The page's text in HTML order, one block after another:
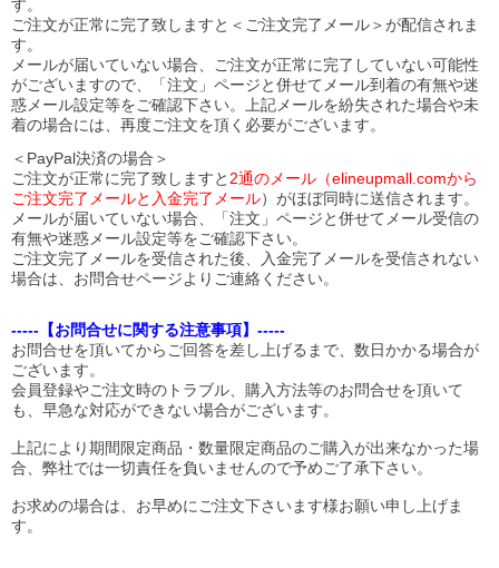
す。
ご注文が正常に完了致しますと＜ご注文完了メール＞が配信されま
す。
メールが届いていない場合、ご注文が正常に完了していない可能性
がございますので、「注文」ページと併せてメール到着の有無や迷
惑メール設定等をご確認下さい。
上記メールを紛失された場合や未
着の場合には、再度ご注文を頂く必要がございます。
＜PayPal決済の場合＞
ご注文が正常に完了致しますと 2通のメール（elineupmall.comから
ご注文完了メールと入金完了メール）がほぼ同時に送信されます。
メールが届いていない場合、「注文」ページと併せてメール受信の
有無や迷惑メール設定等をご確認下さい。
ご注文完了メールを受信された後、入金完了メールを受信されない
場合は、お問合せページよりご連絡ください。
-----【お問合せに関する注意事項】-----
お問合せを頂いてからご回答を差し上げるまで、数日かかる場合が
ございます。
会員登録やご注文時のトラブル、購入方法等のお問合せを頂いて
も、早急な対応ができない場合がございます。
上記により期間限定商品・数量限定商品のご購入が出来なかった場
合、弊社では一切責任を負いませんので予めご了承下さい。
お求めの場合は、お早めにご注文下さいます様お願い申し上げま
す。